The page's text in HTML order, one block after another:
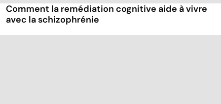
Comment la remédiation cognitive aide à vivre
avec la schizophrénie